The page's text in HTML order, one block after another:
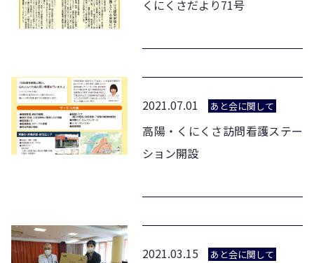
くにくさだより71号
2021.07.01 あと会に関して
高陽・くにくさ訪問看護ステー
ション開設
2021.03.15 あと会に関して